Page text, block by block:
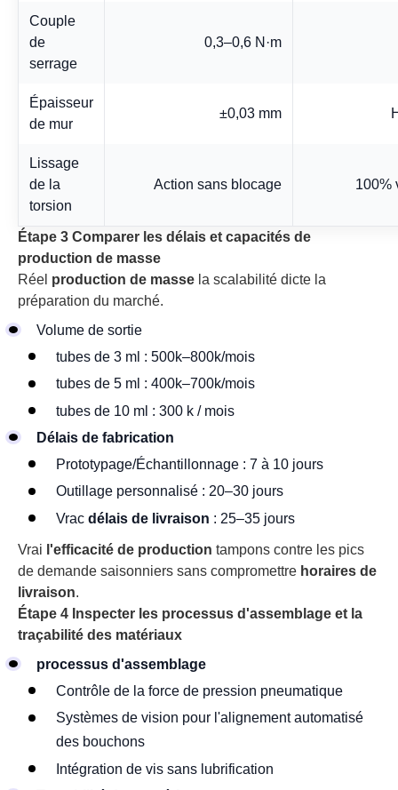
Couple
de
serrage
0,3–0,6 N·m
Épaisseur
de mur
±0,03 mm
Lissage
de la
torsion
Action sans blocage 100%
Étape 3 Comparer les délais et capacités de
production de masse
Réel production de masse la scalabilité dicte la
préparation du marché.
Volume de sortie
tubes de 3 ml : 500k–800k/mois
tubes de 5 ml : 400k–700k/mois
tubes de 10 ml : 300 k / mois
Délais de fabrication
Prototypage/Échantillonnage : 7 à 10 jours
Outillage personnalisé : 20–30 jours
Vrac délais de livraison : 25–35 jours
Vrai l'efficacité de production tampons contre les pics
de demande saisonniers sans compromettre horaires de
livraison.
Étape 4 Inspecter les processus d'assemblage et la
traçabilité des matériaux
processus d'assemblage
Contrôle de la force de pression pneumatique
Systèmes de vision pour l'alignement automatisé
des bouchons
Intégration de vis sans lubrification